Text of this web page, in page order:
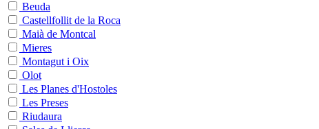
Beuda
Castellfollit de la Roca
Maià de Montcal
Mieres
Montagut i Oix
Olot
Les Planes d'Hostoles
Les Preses
Riudaura